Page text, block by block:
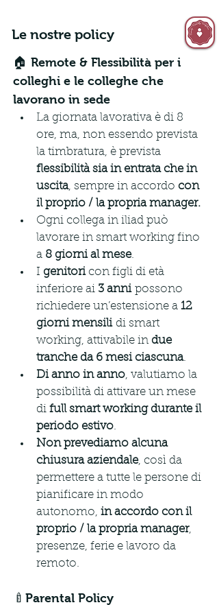
Le nostre policy
🏠 Remote & Flessibilità per i
colleghi e le colleghe che
lavorano in sede
La giornata lavorativa è di 8
ore, ma, non essendo prevista
la timbratura, è prevista
flessibilità sia in entrata che in
uscita, sempre in accordo con
il proprio / la propria manager.
Ogni collega in iliad può
lavorare in smart working fino
a 8 giorni al mese.
I genitori con figli di età
inferiore ai 3 anni possono
richiedere un’estensione a 12
giorni mensili di smart
working, attivabile in due
tranche da 6 mesi ciascuna.
Di anno in anno, valutiamo la
possibilità di attivare un mese
di full smart working durante il
periodo estivo.
Non prevediamo alcuna
chiusura aziendale, così da
permettere a tutte le persone di
pianificare in modo
autonomo, in accordo con il
proprio / la propria manager,
presenze, ferie e lavoro da
remoto.
🍼Parental Policy